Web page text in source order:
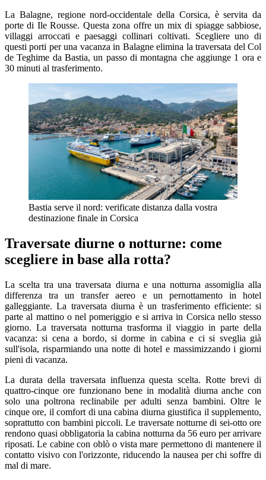
La Balagne, regione nord-occidentale della Corsica, è servita da
porte di Ile Rousse. Questa zona offre un mix di spiagge sabbiose,
villaggi arroccati e paesaggi collinari coltivati. Scegliere uno di
questi porti per una vacanza in Balagne elimina la traversata del Col
de Teghime da Bastia, un passo di montagna che aggiunge 1 ora e
30 minuti al trasferimento.
Bastia serve il nord: verificate distanza dalla vostra
destinazione finale in Corsica
Traversate diurne o notturne: come
scegliere in base alla rotta?
La scelta tra una traversata diurna e una notturna assomiglia alla
differenza tra un transfer aereo e un pernottamento in hotel
galleggiante. La traversata diurna è un trasferimento efficiente: si
parte al mattino o nel pomeriggio e si arriva in Corsica nello stesso
giorno. La traversata notturna trasforma il viaggio in parte della
vacanza: si cena a bordo, si dorme in cabina e ci si sveglia già
sull'isola, risparmiando una notte di hotel e massimizzando i giorni
pieni di vacanza.
La durata della traversata influenza questa scelta. Rotte brevi di
quattro-cinque ore funzionano bene in modalità diurna anche con
solo una poltrona reclinabile per adulti senza bambini. Oltre le
cinque ore, il comfort di una cabina diurna giustifica il supplemento,
soprattutto con bambini piccoli. Le traversate notturne di sei-otto ore
rendono quasi obbligatoria la cabina notturna da 56 euro per arrivare
riposati. Le cabine con oblò o vista mare permettono di mantenere il
contatto visivo con l'orizzonte, riducendo la nausea per chi soffre di
mal di mare.